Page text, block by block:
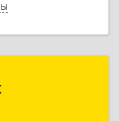
Кирова пр-кт,